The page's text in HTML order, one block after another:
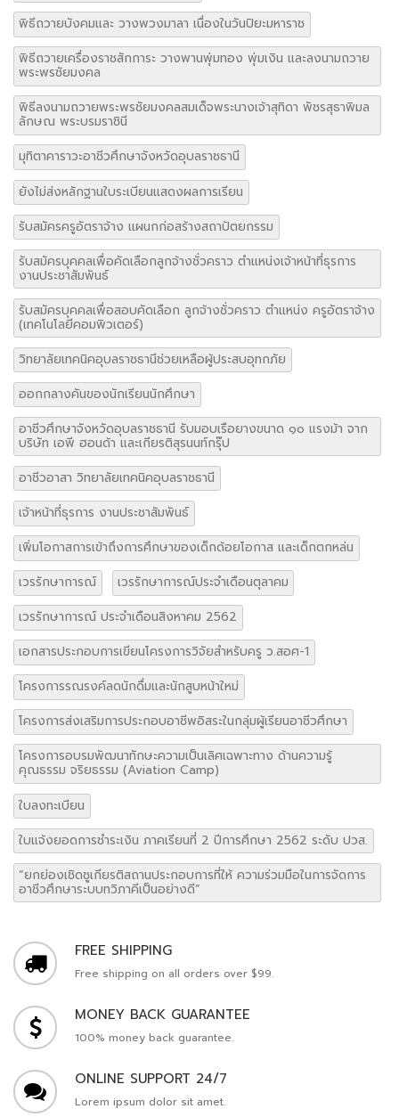
พิธีถวายบังคมและ วางพวงมาลา เนื่องในวันปิยะมหาราช
พิธีถวายเครื่องราชสักการะ วางพานพุ่มทอง พุ่มเงิน และลงนามถวาย
พระพรชัยมงคล
พิธีลงนามถวายพระพรชัยมงคลสมเด็จพระนางเจ้าสุทิดา พัชรสุธาพิมล
ลักษณ พระบรมราชินี
มุทิตาคาราวะอาชีวศึกษาจังหวัดอุบลราชธานี
ยังไม่ส่งหลักฐานใบระเบียนแสดงผลการเรียน
รับสมัครครูอัตราจ้าง แผนกก่อสร้างสถาปัตยกรรม
รับสมัครบุคคลเพื่อคัดเลือกลูกจ้างชั่วคราว ตำแหน่งเจ้าหน้าที่ธุรการ
งานประชาสัมพันธ์
รับสมัครบุคคลเพื่อสอบคัดเลือก ลูกจ้างชั่วคราว ตำแหน่ง ครูอัตราจ้าง
(เทคโนโลยีคอมพิวเตอร์)
วิทยาลัยเทคนิคอุบลราชธานีช่วยเหลือผู้ประสบอุทกภัย
ออกกลางคันของนักเรียนนักศึกษา
อาชีวศึกษาจังหวัดอุบลราชธานี รับมอบเรือยางขนาด ๑๐ แรงม้า จาก
บริษัท เอพี ฮอนด้า และเกียรติสุรนนท์กรุ๊ป
อาชีวอาสา วิทยาลัยเทคนิคอุบลราชธานี
เจ้าหน้าที่ธุรการ งานประชาสัมพันธ์
เพิ่มโอกาสการเข้าถึงการศึกษาของเด็กด้อยโอกาส และเด็กตกหล่น
เวรรักษาการณ์
เวรรักษาการณ์ประจำเดือนตุลาคม
เวรรักษาการณ์ ประจำเดือนสิงหาคม 2562
เอกสารประกอบการเขียนโครงการวิจัยสำหรับครู ว.สอศ-1
โครงการรณรงค์ลดนักดื่มและนักสูบหน้าใหม่
โครงการส่งเสริมการประกอบอาชีพอิสระในกลุ่มผู้เรียนอาชีวศึกษา
โครงการอบรมพัฒนาทักษะความเป็นเลิศเฉพาะทาง ด้านความรู้
คุณธรรม จริยธรรม (Aviation Camp)
ใบลงทะเบียน
ใบแจ้งยอดการชำระเงิน ภาคเรียนที่ 2 ปีการศึกษา 2562 ระดับ ปวส.
“ยกย่องเชิดชูเกียรติสถานประกอบการที่ให้ ความร่วมมือในการจัดการ
อาชีวศึกษาระบบทวิภาคีเป็นอย่างดี”
FREE SHIPPING
Free shipping on all orders over $99.
MONEY BACK GUARANTEE
100% money back guarantee.
ONLINE SUPPORT 24/7
Lorem ipsum dolor sit amet.